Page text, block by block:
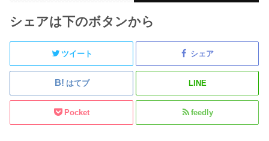
シェアは下のボタンから
ツイート シェア
はてブ LINE
Pocket feedly